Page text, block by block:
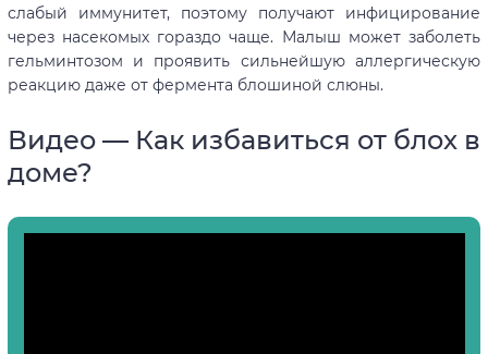
слабый иммунитет, поэтому получают инфицирование
через насекомых гораздо чаще. Малыш может заболеть
гельминтозом и проявить сильнейшую аллергическую
реакцию даже от фермента блошиной слюны.
Видео — Как избавиться от блох в
доме?